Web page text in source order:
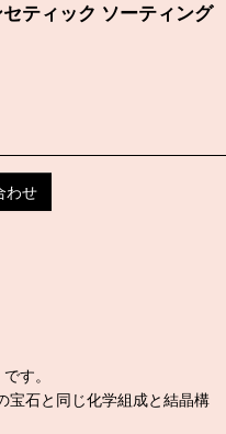
ティック ソーティング
わせ
す。
石と同じ化学組成と結晶構